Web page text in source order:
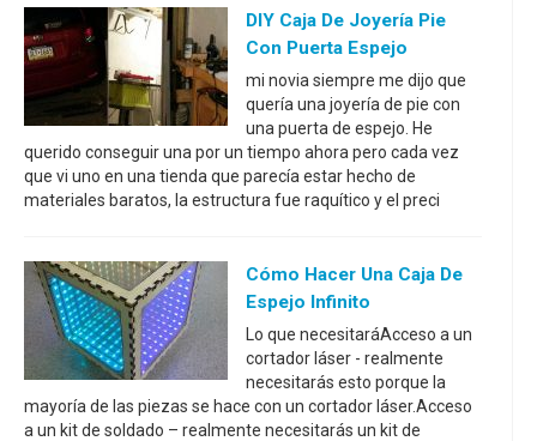
DIY Caja De Joyería Pie
Con Puerta Espejo
mi novia siempre me dijo que
quería una joyería de pie con
una puerta de espejo. He
querido conseguir una por un tiempo ahora pero cada vez
que vi uno en una tienda que parecía estar hecho de
materiales baratos, la estructura fue raquítico y el preci
Cómo Hacer Una Caja De
Espejo Infinito
Lo que necesitaráAcceso a un
cortador láser - realmente
necesitarás esto porque la
mayoría de las piezas se hace con un cortador láser.Acceso
a un kit de soldado – realmente necesitarás un kit de